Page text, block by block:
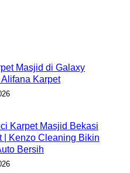
Masjid di Galaxy
Alifana Karpet
Karpet Masjid Bekasi
| Kenzo Cleaning Bikin
Bersih